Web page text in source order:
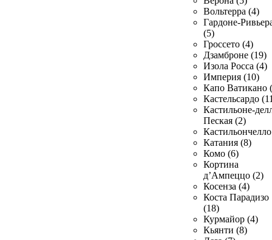
Вольтерра (4)
Гардоне-
(5)
Гроссето (4)
Дзамброне (19)
Изола Росса (4)
Империя (10)
Капо Ватикано
Кастельсардо
Кастильоне-
Пеская (2)
Катания (8)
Комо (6)
Кортина
д’Ампеццо (2)
Косенза (4)
Коста Парадизо
(18)
Курмайор (4)
Кьянти (8)